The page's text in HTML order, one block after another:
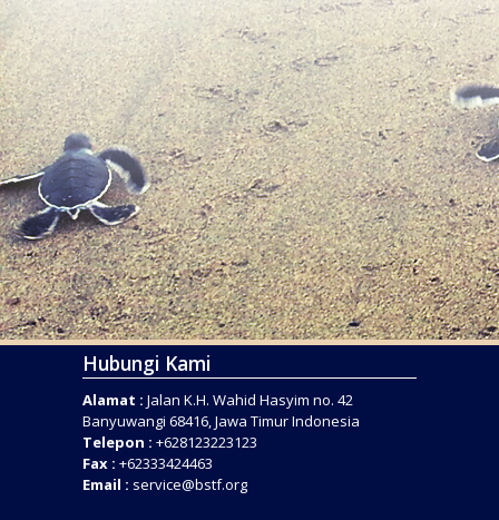
Hubungi Kami
Alamat : Jalan K.H. Wahid Hasyim no. 42
Banyuwangi 68416, Jawa Timur Indonesia
Telepon : +628123223123
Fax : +62333424463
Email : service@bstf.org